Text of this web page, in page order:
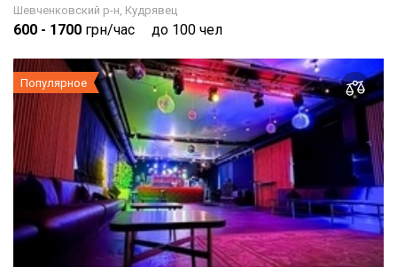
Шевченковский р-н, Кудрявец
600 - 1700 грн/час до 100 чел
Популярное